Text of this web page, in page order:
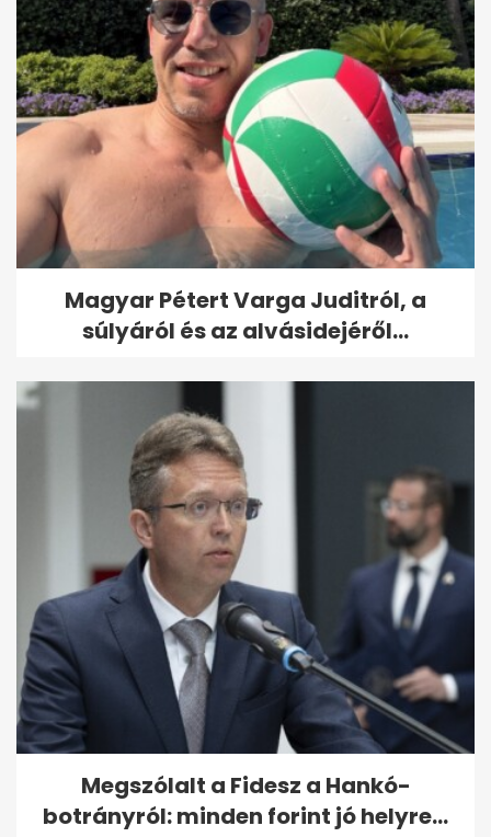
Magyar Pétert Varga Juditról, a
súlyáról és az alvásidejéről...
Megszólalt a Fidesz a Hankó-
botrányról: minden forint jó helyre...